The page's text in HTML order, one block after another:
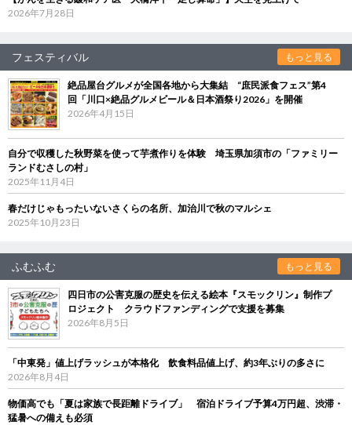
2026年7月28日
フェスティバル もっと見る
絶品屋台グルメが全国各地から大集結 “庶民派食フェス”第4
回「川口×絶品グルメビール＆日本酒祭り2026」を開催
2026年4月15日
自分で収穫した秋野菜を使って芋煮作りを体験 埼玉県加須市の「ファミリー
ランドむさしの村」
2025年11月4日
春だけじゃもったいないさくらの名所、加治川で秋のマルシェ
2025年10月23日
ふむふむ もっと見る
四日市の公害克服の歴史を伝える絵本『スモックリン』制作プ
ロジェクト クラウドファンディングで支援を募集
2026年8月5日
「中東発」値上げラッシュが本格化 飲食料品値上げ、約3年ぶりの多さに
2026年8月4日
物価高でも「夏は家族で長距離ドライブ」 宿泊ドライブ予算4万円超、渋滞・
猛暑への備えも必須